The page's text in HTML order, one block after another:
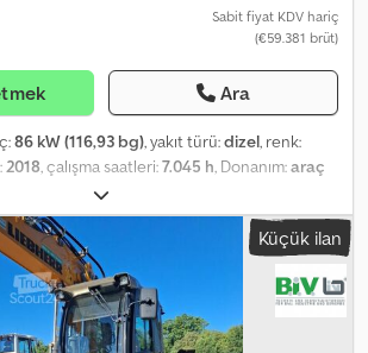
Sabit fiyat KDV hariç
(€59.381 brüt)
Ara
86 kW (116,93 bg), yakıt türü:dizel, renk:
2018, çalışma saatleri:7.045 h, Donanım:araç
ZX160LC-6 Crawler Excavator Year of
hours: approx. 7,045 hours Net
kg 86 kW Internal no.: 060088 140 cm
teeth, Oil Quick quick coupler, rubber tracks,
air suspension seat Financing available
are only possible by appointment. Delivery to
at extra cost - - Homepage: E-mail: - For
Küçük ilan